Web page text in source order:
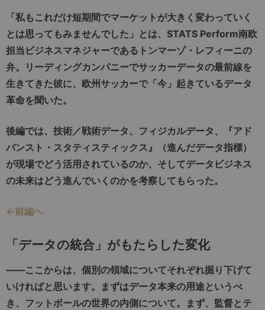
「私もこれだけ短期間でマーケットが大きく変わっていく
とは思ってもみませんでした」とは、STATS Perform南欧
担当ビジネスマネジャーであるトンマーゾ・レフィーニの
弁。リーディングカンパニーでサッカーデータの最前線を
生きてきた彼に、欧州サッカーで「今」起きているデータ
革命を聞いた。
後編では、技術／戦術データ、フィジカルデータ、『アド
バンスト・スタティスティックス』（進んだデータ指標）
が現場でどう活用されているのか、そしてデータビジネス
の未来はどう進んでいくのかを考察してもらった。
←前編へ
「データの統合」がもたらした変化
――ここからは、個別の領域についてそれぞれ掘り下げて
いければと思います。まずはデータ本来の用途というべ
き、フットボールの世界の内側について。まず、監督とテ